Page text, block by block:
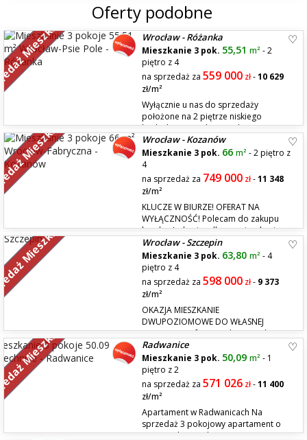
Oferty podobne
Mieszkań Wrocław - Różanka
Mieszkanie 3 pok. 55,51m² - 2
piętro z 4
na sprzedaż za559 000 zł-10 629
zł/m²
Wyłącznie u nas do sprzedaży
położone na 2 piętrze niskiego
budynku na Osobowicach w otoczeniu
zieleni 3 rozkładowe pokoje. Aktualnie większy pokój połączony z
kuchnią. Niskie koszty utrzymania 760 z funduszem remontowym w
wysokości 154 zł Mieszkanie do remontu. Dostępne od zaraz- klucze w
biurze...Mieszkań Wrocław - Kozanów
Mieszkanie 3 pok. 66m² - 2 piętro z
4
na sprzedaż za 749 000 zł-11 348
zł/m²
KLUCZE W BIURZE! OFERAT NA
WYŁĄCZNOŚĆ! Polecam do zakupu
bardzo ładne i zadbane mieszkanie na
2 piętrze w niskim budynku z 2002 roku Gotowe do zamieszkania. 3
osobne pokoje + kuchnia, łazienka z wanną i osobna toaleta. Mieszkanie
jest po remoncie i malowaniu, może zostać w dużej części umeblowan...
Mieszkań Wrocław - Szczepin
Mieszkanie 3 pok. 63,80m² - 4
piętro z 4
na sprzedaż za598 000 zł- 9 373
zł/m²
OKAZJA MIESZKANIE
DWUPOZIOMOWE DO WŁASNEJ
ADAPTACJI! Oferujmy do sprzedaży
rozkładowe, dwupoziomowe mieszkanie z dużym balkonem. Na
pierwszej kondygnacji mieszkania znajdują się; - osobna kuchnia z
oknem, - pokój dzienny z którego wychodzimy na duży balkon, - korytarz
Druga kondygnacja w mieszk...
Mieszkań Radwanice
Mieszkanie 3 pok. 50,09m² - 1
piętro z 2
na sprzedaż za571 026 zł-11 400
zł/m²
Apartament w Radwanicach Na
sprzedaż 3 pokojowy apartament o
powierzchni użytkowej 50,09m2 z